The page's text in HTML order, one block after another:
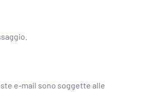
e-mail sono soggette alle